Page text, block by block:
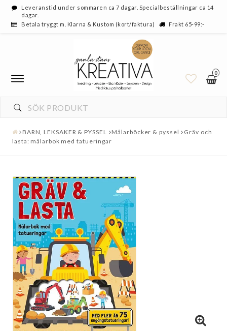
Leveranstid under sommaren ca 7 dagar. Specialbeställningar ca 14
dagar.
Betala tryggt m. Klarna & Kustom (kort/faktura)
Frakt 65-99:-
0
BARN, LEKSAKER & PYSSEL Målarböcker & pyssel
Gräv och
lasta: målarbok med tatueringar